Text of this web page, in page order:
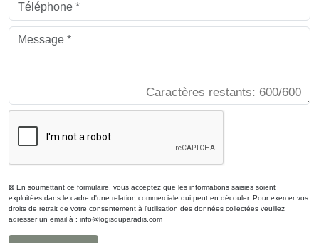
Caractères restants: 600/600
⊠ En soumettant ce formulaire, vous acceptez que les informations saisies soient
exploitées dans le cadre d'une relation commerciale qui peut en découler. Pour exercer vos
droits de retrait de votre consentement à l'utilisation des données collectées veuillez
adresser un email à : info@logisduparadis.com